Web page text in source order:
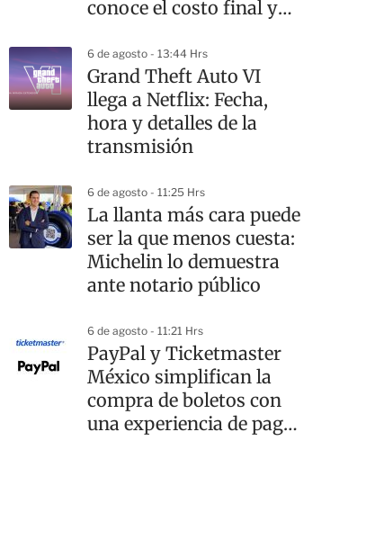
conoce el costo final y
6 de agosto - 13:44 Hrs
Grand Theft Auto VI
llega a Netflix: Fecha,
hora y detalles de la
transmisión
6 de agosto - 11:25 Hrs
La llanta más cara puede
ser la que menos cuesta:
Michelin lo demuestra
ante notario público
6 de agosto - 11:21 Hrs
PayPal y Ticketmaster
México simplifican la
compra de boletos con
una experiencia de pago